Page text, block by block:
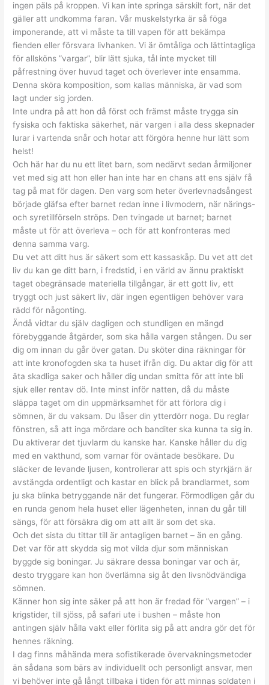
ingen päls på kroppen. Vi kan inte springa särskilt fort, när det
gäller att undkomma faran. Vår muskelstyrka är så föga
imponerande, att vi måste ta till vapen för att bekämpa
fienden eller försvara livhanken. Vi är ömtåliga och lättintagliga
för allsköns ”vargar”, blir lätt sjuka, tål inte mycket till
påfrestning över huvud taget och överlever inte ensamma.
Denna sköra komposition, som kallas människa, är vad som
lagt under sig jorden.
Inte undra på att hon då först och främst måste trygga sin
fysiska och faktiska säkerhet, när vargen i alla dess skepnader
lurar i vartenda snår och hotar att förgöra henne hur lätt som
helst!
Och här har du nu ett litet barn, som nedärvt sedan årmiljoner
vet med sig att hon eller han inte har en chans att ens själv få
tag på mat för dagen. Den varg som heter överlevnadsångest
började gläfsa efter barnet redan inne i livmodern, när närings-
och syretillförseln ströps. Den tvingade ut barnet; barnet
måste ut för att överleva – och för att konfronteras med
denna samma varg.
Du vet att ditt hus är säkert som ett kassaskåp. Du vet att det
liv du kan ge ditt barn, i fredstid, i en värld av ännu praktiskt
taget obegränsade materiella tillgångar, är ett gott liv, ett
tryggt och just säkert liv, där ingen egentligen behöver vara
rädd för någonting.
Ändå vidtar du själv dagligen och stundligen en mängd
förebyggande åtgärder, som ska hålla vargen stången. Du ser
dig om innan du går över gatan. Du sköter dina räkningar för
att inte kronofogden ska ta huset ifrån dig. Du aktar dig för att
äta skadliga saker och håller dig undan smitta för att inte bli
sjuk eller rentav dö. Inte minst inför natten, då du måste
släppa taget om din uppmärksamhet för att förlora dig i
sömnen, är du vaksam. Du låser din ytterdörr noga. Du reglar
fönstren, så att inga mördare och banditer ska kunna ta sig in.
Du aktiverar det tjuvlarm du kanske har. Kanske håller du dig
med en vakthund, som varnar för oväntade besökare. Du
släcker de levande ljusen, kontrollerar att spis och styrkjärn är
avstängda ordentligt och kastar en blick på brandlarmet, som
ju ska blinka betryggande när det fungerar. Förmodligen går du
en runda genom hela huset eller lägenheten, innan du går till
sängs, för att försäkra dig om att allt är som det ska.
Och det sista du tittar till är antagligen barnet – än en gång.
Det var för att skydda sig mot vilda djur som människan
byggde sig boningar. Ju säkrare dessa boningar var och är,
desto tryggare kan hon överlämna sig åt den livsnödvändiga
sömnen.
Känner hon sig inte säker på att hon är fredad för ”vargen” – i
krigstider, till sjöss, på safari ute i bushen – måste hon
antingen själv hålla vakt eller förlita sig på att andra gör det för
hennes räkning.
I dag finns måhända mera sofistikerade övervakningsmetoder
än sådana som bärs av individuellt och personligt ansvar, men
vi behöver inte gå långt tillbaka i tiden för att minnas soldaten i